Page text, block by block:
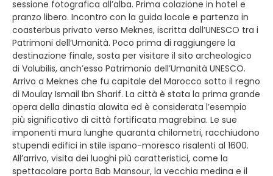
sessione fotografica all’alba. Prima colazione in hotel e
pranzo libero. Incontro con la guida locale e partenza in
coasterbus privato verso Meknes, iscritta dall’UNESCO tra i
Patrimoni dell’Umanità. Poco prima di raggiungere la
destinazione finale, sosta per visitare il sito archeologico
di Volubilis, anch’esso Patrimonio dell’Umanità UNESCO.
Arrivo a Meknes che fu capitale del Marocco sotto il regno
di Moulay Ismail Ibn Sharif. La città è stata la prima grande
opera della dinastia alawita ed è considerata l’esempio
più significativo di città fortificata magrebina. Le sue
imponenti mura lunghe quaranta chilometri, racchiudono
stupendi edifici in stile ispano-moresco risalenti al 1600.
All’arrivo, visita dei luoghi più caratteristici, come la
spettacolare porta Bab Mansour, la vecchia medina e il